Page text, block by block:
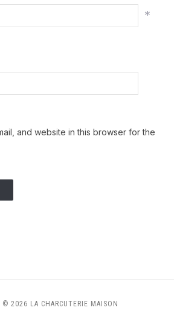
*
and website in this browser for the
© 2026 LA CHARCUTERIE MAISON